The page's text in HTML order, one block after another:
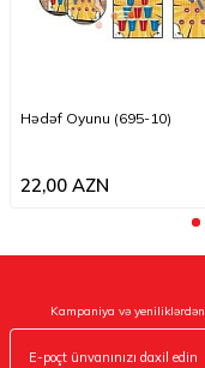
Hədəf Oyunu (695-10)
22,00 AZN
Kampaniya və